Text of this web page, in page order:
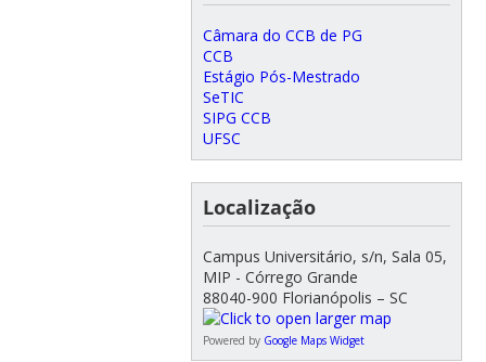
Câmara do CCB de PG
CCB
Estágio Pós-Mestrado
SeTIC
SIPG CCB
UFSC
Localização
Campus Universitário, s/n, Sala 05,
MIP - Córrego Grande
88040-900 Florianópolis – SC
Powered by Google Maps Widget